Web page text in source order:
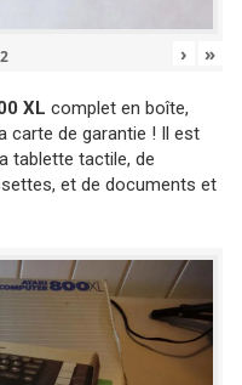
2 › »
XL complet en boîte,
carte de garantie ! Il est
tablette tactile, de
et de documents et